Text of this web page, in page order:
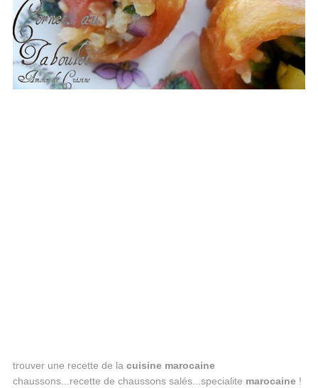
trouver une recette de la cuisine marocaine
chaussons...recette de chaussons salés...specialite marocaine!